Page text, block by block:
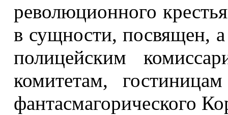
революционного
в сущности, посвящен,
полицейским
комитетам,
фантасмагорического